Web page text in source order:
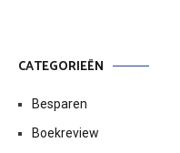
CATEGORIEËN
Besparen
Boekreview